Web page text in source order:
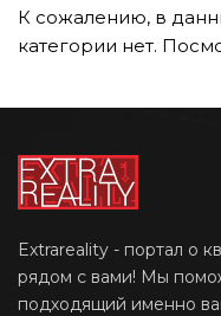
К сожалению, в
категории нет.
Extrareality - портал о
рядом с вами! Мы
подходящий именно